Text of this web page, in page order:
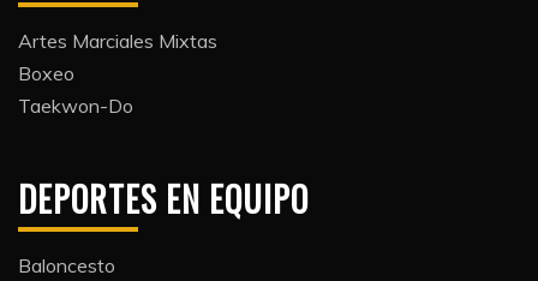
Artes Marciales Mixtas
Boxeo
Taekwon-Do
DEPORTES EN EQUIPO
Baloncesto